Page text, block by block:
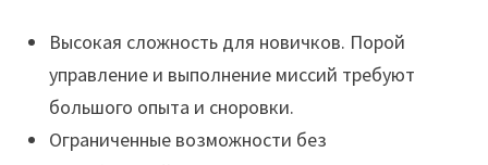
Высокая сложность для новичков. Порой
управление и выполнение миссий требуют
большого опыта и сноровки.
Ограниченные возможности без